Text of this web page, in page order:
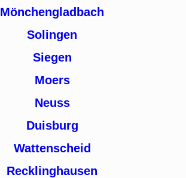
Mönchengladbach
Solingen
Siegen
Moers
Neuss
Duisburg
Wattenscheid
Recklinghausen